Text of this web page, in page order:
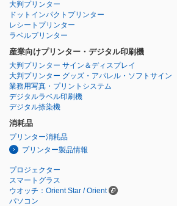
大判プリンター
ドットインパクトプリンター
レシートプリンター
ラベルプリンター
産業向けプリンター・デジタル印刷機
大判プリンター サイン＆ディスプレイ
大判プリンター グッズ・アパレル・ソフトサイン
業務用写真・プリントシステム
デジタルラベル印刷機
デジタル捺染機
消耗品
プリンター消耗品
プリンター製品情報
プロジェクター
スマートグラス
ウオッチ：Orient Star / Orient
パソコン